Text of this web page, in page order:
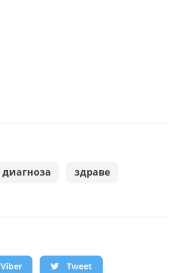
диагноза здраве
Viber
Tweet